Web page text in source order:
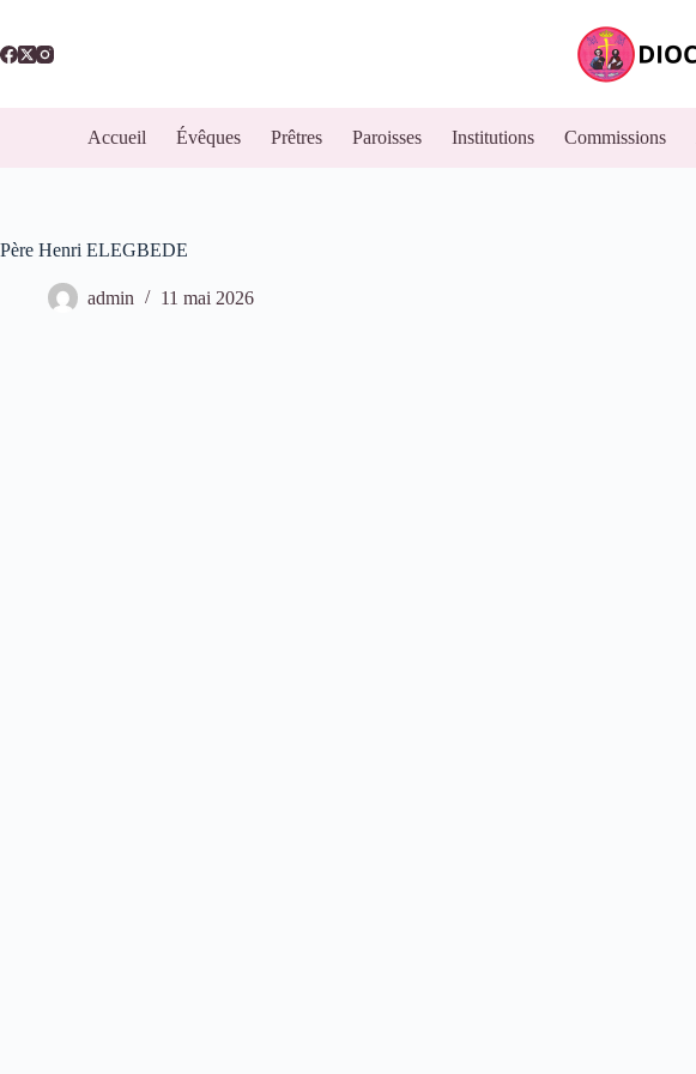
Accueil Évêques Prêtres Paroisses Institutions Commissions
Père Henri ELEGBEDE
admin 11 mai 2026